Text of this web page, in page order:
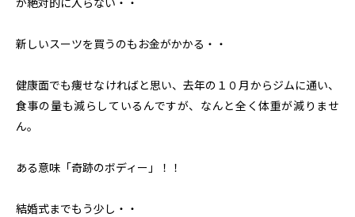
新しいスーツを買うのもお金がかかる・・
健康面でも痩せなければと思い、去年の１０月からジムに通い、
食事の量も減らしているんですが、なんと全く体重が減りませ
ん。
ある意味「奇跡のボディー」！！
結婚式までもう少し・・